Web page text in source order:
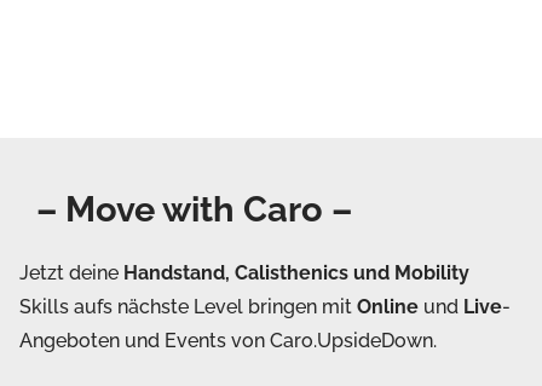
– Move with Caro –
Jetzt deine Handstand, Calisthenics und Mobility
Skills aufs nächste Level bringen mit Online und Live-
Angeboten und Events von Caro.UpsideDown.